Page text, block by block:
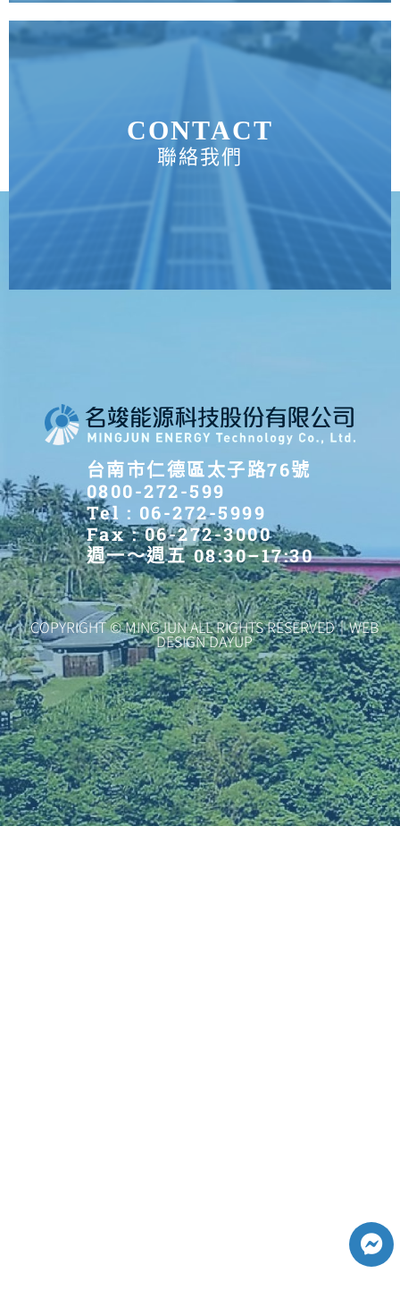
CONTACT
聯絡我們
台南市仁德區太子路76號
0800-272-599
Tel : 06-272-5999
Fax : 06-272-3000
週一～週五 08:30–17:30
COPYRIGHT © MINGJUN ALL RIGHTS RESERVED｜WEB
DESIGN DAYUP